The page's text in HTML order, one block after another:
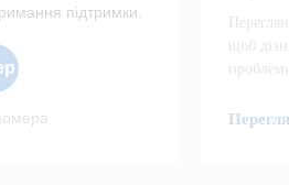
підтримки.
щоб